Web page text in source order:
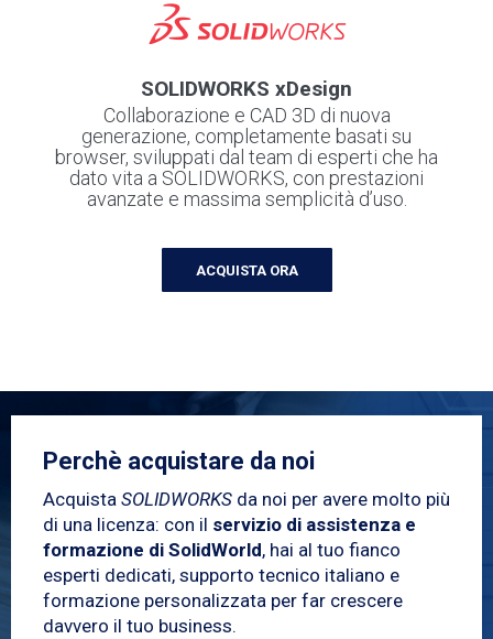
SOLIDWORKS xDesign
Collaborazione e CAD 3D di nuova
generazione, completamente basati su
browser, sviluppati dal team di esperti che ha
dato vita a SOLIDWORKS, con prestazioni
avanzate e massima semplicità d’uso.
ACQUISTA ORA
Perchè acquistare da noi
Acquista SOLIDWORKS da noi per avere molto più
di una licenza: con il servizio di assistenza e
formazione di SolidWorld, hai al tuo fianco
esperti dedicati, supporto tecnico italiano e
formazione personalizzata per far crescere
davvero il tuo business.